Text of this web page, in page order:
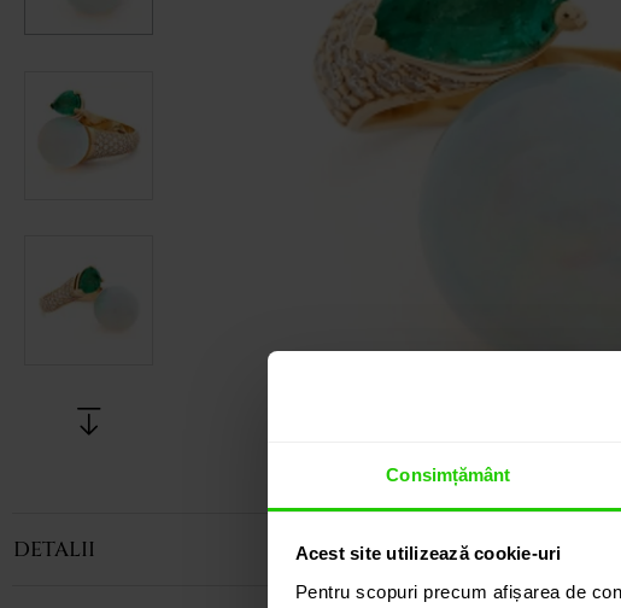
Consimțământ
Acest site utilizează cookie-uri
Pentru scopuri precum afișarea de
DETALII